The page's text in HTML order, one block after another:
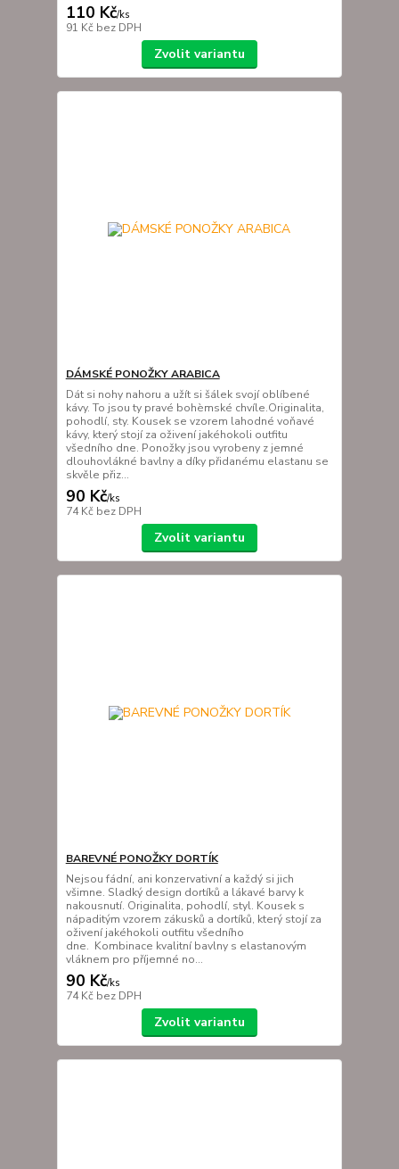
110 Kč/ks
91 Kč bez DPH
Zvolit variantu
DÁMSKÉ PONOŽKY ARABICA
Dát si nohy nahoru a užít si šálek svojí oblíbené
kávy. To jsou ty pravé bohèmské chvíle.Originalita,
pohodlí, sty. Kousek se vzorem lahodné voňavé
kávy, který stojí za oživení jakéhokoli outfitu
všedního dne. Ponožky jsou vyrobeny z jemné
dlouhovlákné bavlny a díky přidanému elastanu se
skvěle přiz...
90 Kč/ks
74 Kč bez DPH
Zvolit variantu
BAREVNÉ PONOŽKY DORTÍK
Nejsou fádní, ani konzervativní a každý si jich
všimne. Sladký design dortíků a lákavé barvy k
nakousnutí. Originalita, pohodlí, styl. Kousek s
nápaditým vzorem zákusků a dortíků, který stojí za
oživení jakéhokoli outfitu všedního
dne. Kombinace kvalitní bavlny s elastanovým
vláknem pro příjemné no...
90 Kč/ks
74 Kč bez DPH
Zvolit variantu